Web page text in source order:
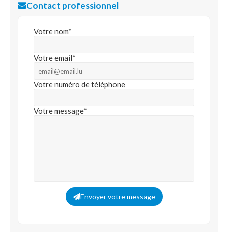
Contact professionnel
Votre nom*
Votre email*
Votre numéro de téléphone
Votre message*
Envoyer votre message